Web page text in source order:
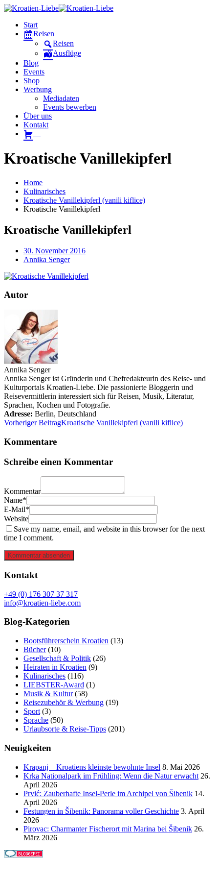
Start
Reisen
Reisen
Ausflüge
Blog
Events
Shop
Werbung
Mediadaten
Events bewerben
Über uns
Kontakt
Kroatische Vanillekipferl
Home
Kulinarisches
Kroatische Vanillekipferl (vanili kiflice)
Kroatische Vanillekipferl
Kroatische Vanillekipferl
30. November 2016
Annika Senger
Autor
Annika Senger
Annika Senger ist Gründerin und Chefredakteurin des Reise- und
Kulturportals Kroatien-Liebe. Die passionierte Bloggerin und
Reisevermittlerin interessiert sich für Reisen, Musik, Literatur,
Sprachen, Kochen und Fotografie.
Adresse: Berlin, Deutschland
Vorheriger BeitragKroatische Vanillekipferl (vanili kiflice)
Kommentare
Schreibe einen Kommentar
Kommentar
Name*
E-Mail*
Website
Save my name, email, and website in this browser for the next
time I comment.
Kommentar absenden
Kontakt
+49 (0) 176 307 37 317
info@kroatien-liebe.com
Blog-Kategorien
Bootsführerschein Kroatien (13)
Bücher(10)
Gesellschaft & Politik (26)
Heiraten in Kroatien (9)
Kulinarisches (116)
LIEBSTER-Award (1)
Musik & Kultur(58)
Reisezubehör & Werbung (19)
Sport (3)
Sprache (50)
Urlaubsorte & Reise-Tipps (201)
Neuigkeiten
Krapanj – Kroatiens kleinste bewohnte Insel 8. Mai 2026
Krka Nationalpark im Frühling: Wenn die Natur erwacht 26.
April 2026
Prvić: Zauberhafte Insel-Perle im Archipel von Šibenik 14.
April 2026
Festungen in Šibenik: Panorama voller Geschichte 3. April
2026
Pirovac: Charmanter Fischerort mit Marina bei Šibenik 26.
März 2026